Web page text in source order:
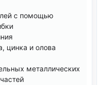
с помощью
цинка и олова
металлических